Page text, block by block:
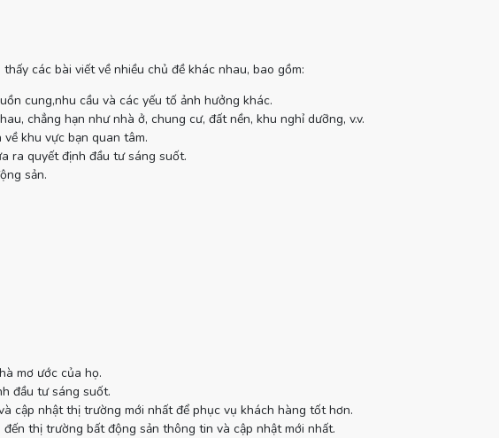
các bài viết về nhiều chủ đề khác nhau, bao gồm:
cung,nhu cầu và các yếu tố ảnh hưởng khác.
chẳng hạn như nhà ở, chung cư, đất nền, khu nghỉ dưỡng, v.v.
khu vực bạn quan tâm.
ra quyết định đầu tư sáng suốt.
sản.
mơ ước của họ.
đầu tư sáng suốt.
cập nhật thị trường mới nhất để phục vụ khách hàng tốt hơn.
thị trường bất động sản thông tin và cập nhật mới nhất.